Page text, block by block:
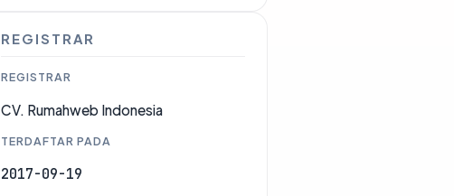
REGISTRAR
REGISTRAR
CV. Rumahweb Indonesia
TERDAFTAR PADA
2017-09-19